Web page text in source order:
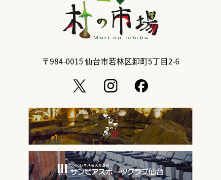
〒984-0015仙台市若林区卸町5丁目2-6